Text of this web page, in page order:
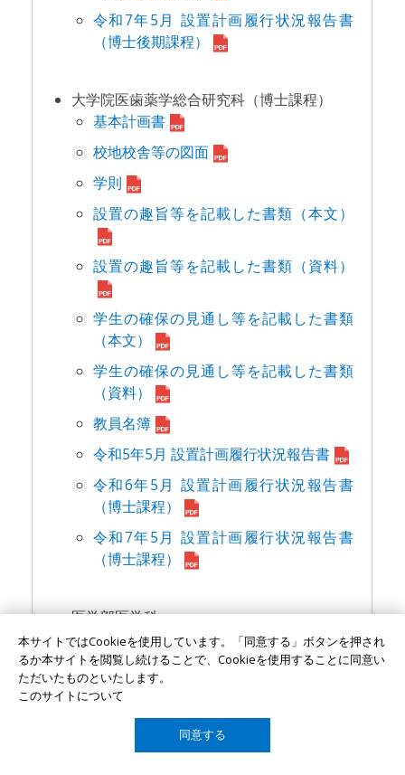
令和7年5月 設置計画履行状況報告書
（博士後期課程）
大学院医歯薬学総合研究科（博士課程）
基本計画書
校地校舎等の図面
学則
設置の趣旨等を記載した書類（本文）
設置の趣旨等を記載した書類（資料）
学生の確保の見通し等を記載した書類
（本文）
学生の確保の見通し等を記載した書類
（資料）
教員名簿
令和5年5⽉ 設置計画履⾏状況報告書
令和6年5月 設置計画履行状況報告書
（博士課程）
令和7年5月 設置計画履行状況報告書
（博士課程）
医学部医学科
基本計画書
校地校舎等の図面
学則
学則変更の趣旨等を記載した書類
本サイトではCookieを使用しています。「同意する」ボタンを押され
るか本サイトを閲覧し続けることで、Cookieを使用することに同意い
ただいたものといたします。
このサイトについて
同意する